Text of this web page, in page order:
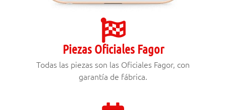
Piezas Oficiales Fagor
Todas las piezas son las Oficiales Fagor, con
garantía de fábrica.